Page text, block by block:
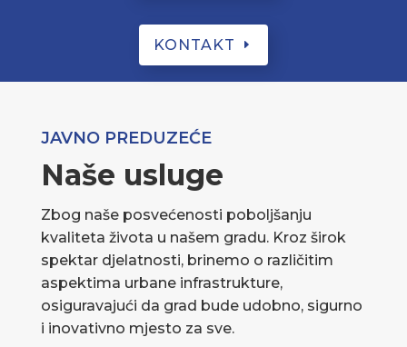
KONTAKT
JAVNO PREDUZEĆE
Naše usluge
Zbog naše posvećenosti poboljšanju
kvaliteta života u našem gradu. Kroz širok
spektar djelatnosti, brinemo o različitim
aspektima urbane infrastrukture,
osiguravajući da grad bude udobno, sigurno
i inovativno mjesto za sve.